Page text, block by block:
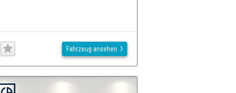
Fahrzeug ansehen